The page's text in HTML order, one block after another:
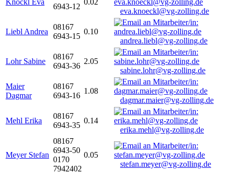
Knöckl Eva
6943-12
0.02
eva.knoeckl@vg-zolling.de
Liebl Andrea
08167
6943-15
0.10
andrea.liebl@vg-zolling.de
Lohr Sabine
08167
6943-36
2.05
sabine.lohr@vg-zolling.de
Maier
Dagmar
08167
6943-16
1.08
dagmar.maier@vg-zolling.de
Mehl Erika
08167
6943-35
0.14
erika.mehl@vg-zolling.de
Meyer Stefan
08167
6943-50
0170
7942402
0.05
stefan.meyer@vg-zolling.de